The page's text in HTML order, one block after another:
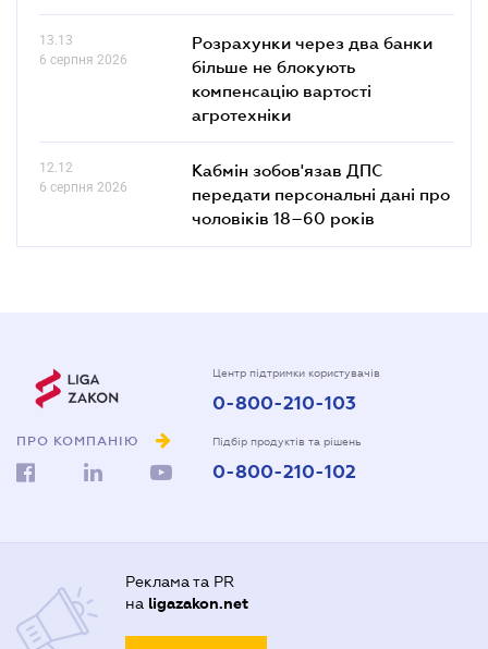
13.13
6 серпня 2026
Розрахунки через два банки
більше не блокують
компенсацію вартості
агротехніки
12.12
6 серпня 2026
Кабмін зобов'язав ДПС
передати персональні дані про
чоловіків 18–60 років
ПРО КОМПАНІЮ
Центр підтримки користувачів
0-800-210-103
Підбір продуктів та рішень
0-800-210-102
Реклама та PR
на ligazakon.net